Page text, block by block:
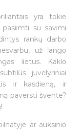
yra tokie
su savimi
rankų darbo
už lango
lietus. Kaklo
juvelyriniai
ir kasdieną, ir
paversti švente?
ar auksinio